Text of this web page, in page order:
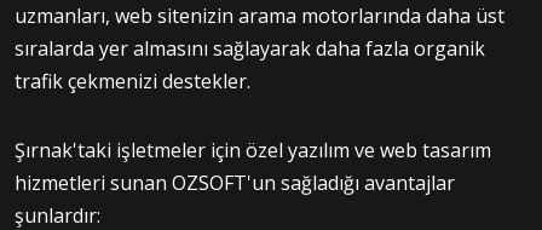
uzmanları, web sitenizin arama motorlarında daha üst
sıralarda yer almasını sağlayarak daha fazla organik
trafik çekmenizi destekler.
Şırnak'taki işletmeler için özel yazılım ve web tasarım
hizmetleri sunan OZSOFT'un sağladığı avantajlar
şunlardır: